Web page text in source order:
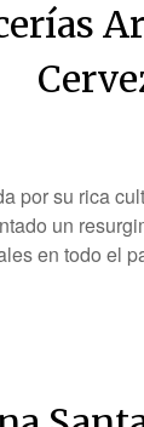
por su rica
un
en todo el